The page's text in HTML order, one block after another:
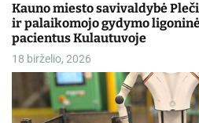
Kauno miesto savivaldybė
ir palaikomojo gydymo
pacientus Kulautuvoje
18 birželio, 2026